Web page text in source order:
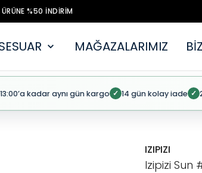
%50 İNDİRİM
MAĞAZALARIMIZ
13:00’a kadar aynı gün kargo ✓ 14 gün kolay iade ✓
IZIPIZI
Izipizi Sun